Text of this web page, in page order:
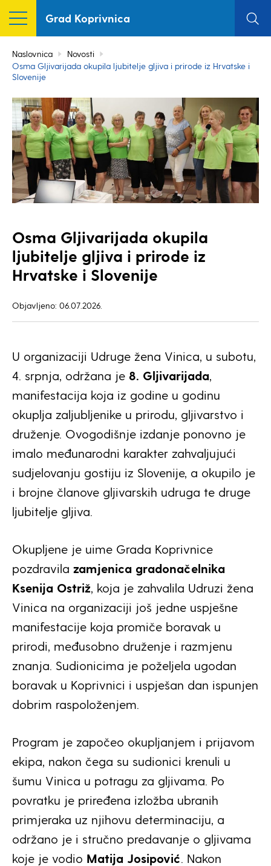
Grad Koprivnica
Naslovnica
Novosti
Osma Gljivarijada okupila ljubitelje gljiva i prirode iz Hrvatske i
Slovenije
Osma Gljivarijada okupila
ljubitelje gljiva i prirode iz
Hrvatske i Slovenije
Objavljeno: 06.07.2026.
U organizaciji Udruge žena Vinica, u subotu,
4. srpnja, održana je 8. Gljivarijada
manifestacija koja iz godine u godinu
okuplja zaljubljenike u prirodu, gljivarstvo i
druženje. Ovogodišnje izdanje ponovno je
imalo međunarodni karakter zahvaljujući
sudjelovanju gostiju iz Slovenije, a okupilo je
i brojne članove gljivarskih udruga te druge
ljubitelje gljiva.
Okupljene je uime Grada Koprivnice
pozdravila zamjenica gradonačelnika
Ksenija Ostriž , koja je zahvalila Udruzi žena
Vinica na organizaciji još jedne uspješne
manifestacije koja promiče boravak u
prirodi, međusobno druženje i razmjenu
znanja. Sudionicima je poželjela ugodan
boravak u Koprivnici i uspješan dan ispunjen
dobrim raspoloženjem.
Program je započeo okupljanjem i prijavom
ekipa, nakon čega su sudionici krenuli u
šumu Vinica u potragu za gljivama. Po
povratku je priređena izložba ubranih
primjeraka uz njihovu determinaciju, a
održano je i stručno predavanje o gljivama
koje je vodio Matija Josipović . Nakon